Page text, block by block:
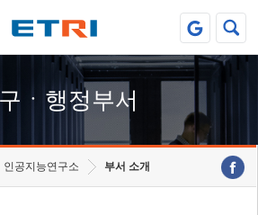
ㆍ행정부서
인공지능연구소 부서 소개